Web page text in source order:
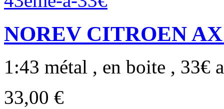
NOREV CITROEN
1:43 métal , en boite , 33€
33,00 €